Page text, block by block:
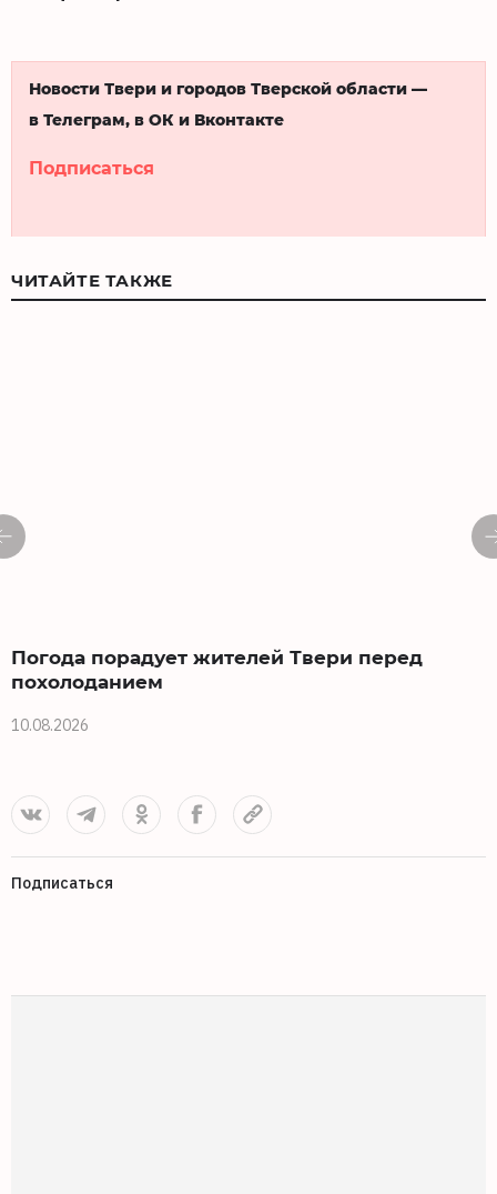
Новости Твери и городов Тверской области —
в Телеграм, в ОК и Вконтакте
Подписаться
ЧИТАЙТЕ ТАКЖЕ
Погода порадует жителей Твери перед
похолоданием
10.08.2026
Подписаться